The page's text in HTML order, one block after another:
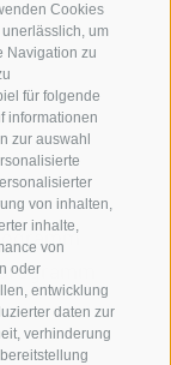
Cookies
um
Navigation zu
für folgende
informationen
zur auswahl
von inhalten,
inhalte,
von
oder
entwicklung
daten zur
verhinderung